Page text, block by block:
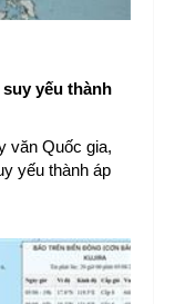
yếu thành
văn Quốc gia,
yếu thành áp